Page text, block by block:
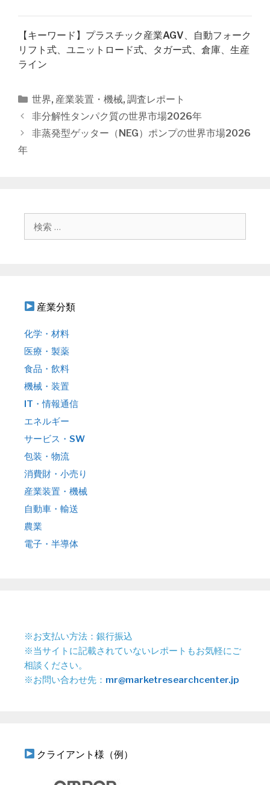
【キーワード】プラスチック産業AGV、自動フォーク
リフト式、ユニットロード式、タガー式、倉庫、生産
ライン
カ
テ
ゴ
リ
世界, 産業装置・機械, 調査レポート
投
稿
ナ
ビ
ョ
非分解性タンパク質の世界市場2026年
非蒸発型ゲッター（NEG）ポンプの世界市場2026
年
産業分類
化学・材料
医療・製薬
食品・飲料
機械・装置
IT・情報通信
エネルギー
サービス・SW
包装・物流
消費財・小売り
産業装置・機械
自動車・輸送
農業
電子・半導体
※お支払い方法：銀行振込
※当サイトに記載されていないレポートもお気軽にご
相談ください。
※お問い合わせ先： mr@marketresearchcenter.jp
クライアント様（例）